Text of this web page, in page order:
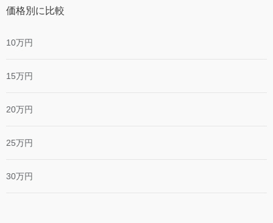
価格別に比較
10万円
15万円
20万円
25万円
30万円